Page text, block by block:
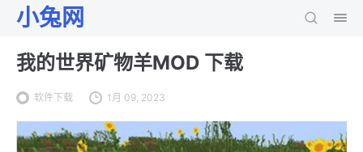
小兔网
我的世界矿物羊MOD 下载
软件下载 1月 09, 2023